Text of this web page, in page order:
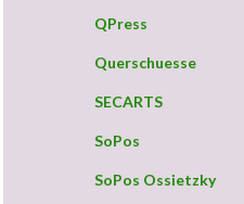
QPress
Querschuesse
SECARTS
SoPos
SoPos Ossietzky